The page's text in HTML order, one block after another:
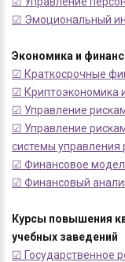
☑ Эмоциональный
Экономика и
☑ Краткосрочные
☑ Криптоэкономика
☑ Управление
☑ Управление
системы управления
☑ Финансовое
☑ Финансовый
Курсы повышения
учебных заведений
☑ Государственное